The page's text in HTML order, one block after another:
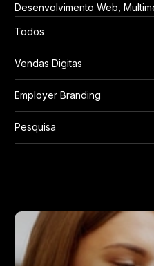
Desenvolvimento Web,
Todos
Vendas Digitas
Employer Branding